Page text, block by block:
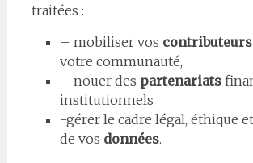
traitées :
– mobiliser vos contributeurs
votre communauté,
– nouer des partenariats
institutionnels
-gérer le cadre légal, éthique
de vos données.